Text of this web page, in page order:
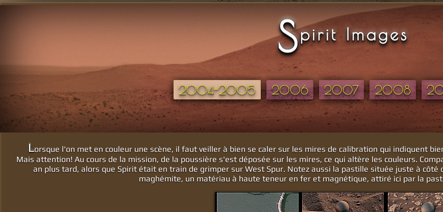
Spirit Images
2004-2005 2006 2007 2008
Lorsque l'on met en couleur une scène, il faut veiller à bien se caler sur les mires de calibration qui indiquent
Mais attention! Au cours de la mission, de la poussière s'est déposée sur les mires, ce qui altère les couleurs.
an plus tard, alors que Spirit était en train de grimper sur West Spur. Notez aussi la pastille située juste à côté
maghémite, un matériau à haute teneur en fer et magnétique, attiré ici par la